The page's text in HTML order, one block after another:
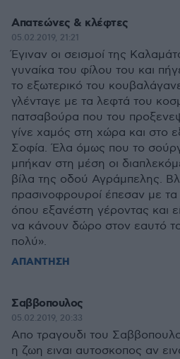
Απατεώνες & κλέφτες
05.02.2019, 21:21
Έγιναν οι σεισμοί της
γυναίκα του φίλου του και
το εξωτερικό του
γλένταγε με τα λεφτά του
πατσαβούρα που του
γίνε χαμός στη χώρα και στο
Σοφία. Έλα όμως που το
μπήκαν στη μέση οι
βίλα της οδού Αγράμπελης.
πρασινοφρουροί έπεσαν με
όπου εξανέστη γέροντας και
να κάνουν δώρο στον εαυτό
πολύ».
ΑΠΑΝΤΗΣΗ
Σαββοπουλος
05.02.2019, 20:33
Απο τραγουδι του
η ζωη ειναι αυτοσκοπος αν